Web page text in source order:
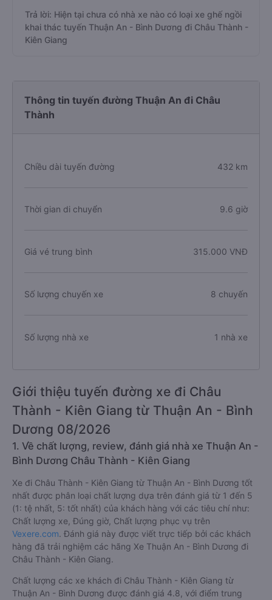
Trả lời: Hiện tại chưa có nhà xe nào có loại xe ghế ngồi
khai thác tuyến Thuận An - Bình Dương đi Châu Thành -
Kiên Giang
Thông tin tuyến đường Thuận An đi Châu
Thành
Chiều dài tuyến đường 432 km
Thời gian di chuyển 9.6 giờ
Giá vé trung bình 315.000 VNĐ
Số lượng chuyến xe 8 chuyến
Số lượng nhà xe 1 nhà xe
Giới thiệu tuyến đường xe đi Châu
Thành - Kiên Giang từ Thuận An - Bình
Dương 08/2026
1. Về chất lượng, review, đánh giá nhà xe Thuận An -
Bình Dương Châu Thành - Kiên Giang
Xe đi Châu Thành - Kiên Giang từ Thuận An - Bình Dương tốt
nhất được phân loại chất lượng dựa trên đánh giá từ 1 đến 5
(1: tệ nhất, 5: tốt nhất) của khách hàng với các tiêu chí như:
Chất lượng xe, Đúng giờ, Chất lượng phục vụ trên
Vexere.com. Đánh giá này được viết trực tiếp bởi các khách
hàng đã trải nghiệm các hãng Xe Thuận An - Bình Dương đi
Châu Thành - Kiên Giang.
Chất lượng các xe khách đi Châu Thành - Kiên Giang từ
Thuận An - Bình Dương được đánh giá 4.8, với điểm trung